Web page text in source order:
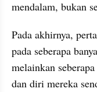
mendalam, bukan
Pada akhirnya,
pada seberapa
melainkan
dan diri mereka